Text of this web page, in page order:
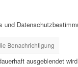
und
Benachrichtigung
ausgeblendet